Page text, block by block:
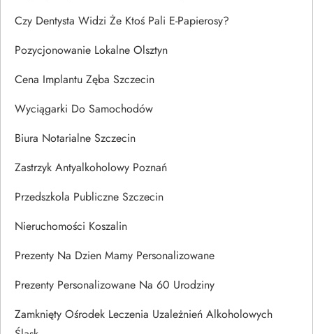
Czy Dentysta Widzi Że Ktoś Pali E-Papierosy?
Pozycjonowanie Lokalne Olsztyn
Cena Implantu Zęba Szczecin
Wyciągarki Do Samochodów
Biura Notarialne Szczecin
Zastrzyk Antyalkoholowy Poznań
Przedszkola Publiczne Szczecin
Nieruchomości Koszalin
Prezenty Na Dzien Mamy Personalizowane
Prezenty Personalizowane Na 60 Urodziny
Zamknięty Ośrodek Leczenia Uzależnień Alkoholowych